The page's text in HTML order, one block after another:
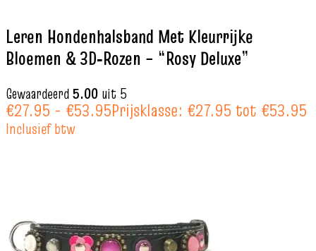
Leren Hondenhalsband Met Kleurrijke
Bloemen & 3D‑Rozen – “Rosy Deluxe”
Gewaardeerd5.00 uit 5
€27.95 - €53.95Prijsklasse: €27.95 tot €53.95
Inclusief btw